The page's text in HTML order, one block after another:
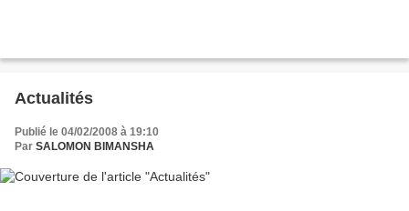
Actualités
Publié le 04/02/2008 à 19:10
Par SALOMON BIMANSHA